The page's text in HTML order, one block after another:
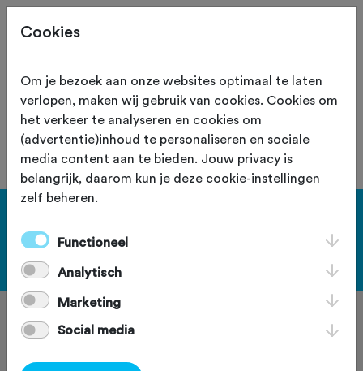
Site staat in teststand
XS
De vereniging met nummer "110071" is
niet gevonden.
[KEY:TXT-FOOTER-3]
Cookies
Om je bezoek aan onze websites optimaal te laten
verlopen, maken wij gebruik van cookies. Cookies om
het verkeer te analyseren en cookies om
(advertentie)inhoud te personaliseren en sociale
media content aan te bieden. Jouw privacy is
belangrijk, daarom kun je deze cookie-instellingen
zelf beheren.
Functioneel
Analytisch
Marketing
Social media